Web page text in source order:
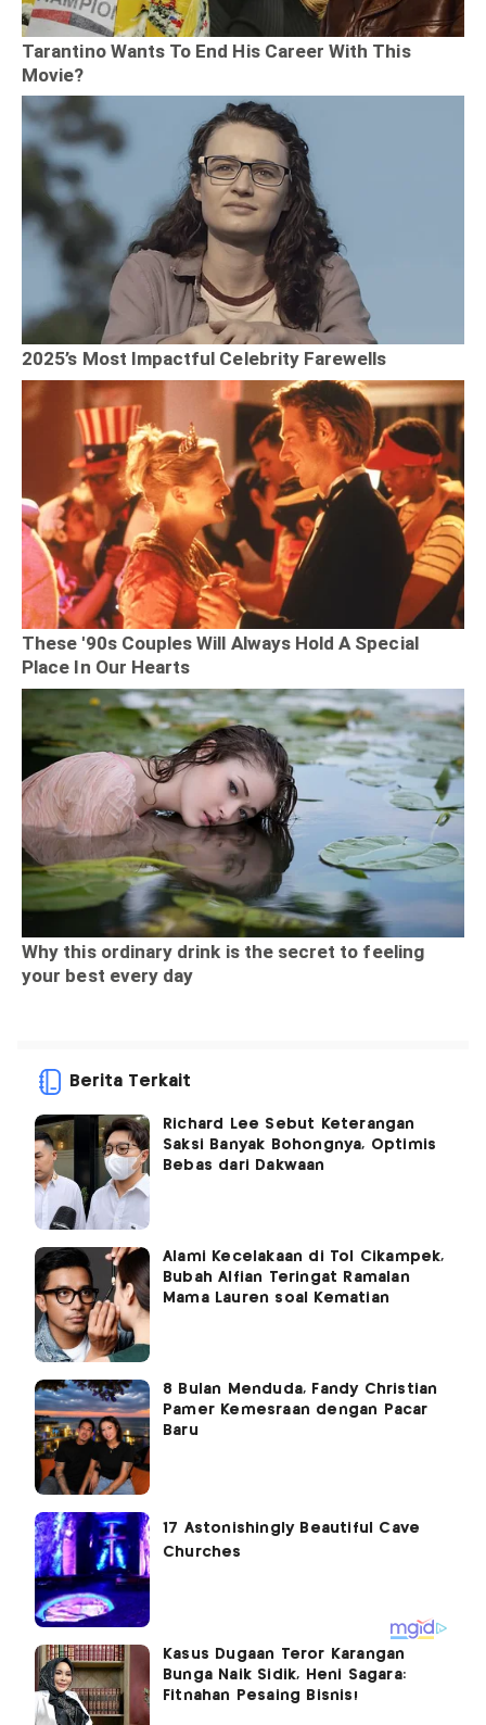
Berita Terkait
Richard Lee Sebut Keterangan
Saksi Banyak Bohongnya, Optimis
Bebas dari Dakwaan
Alami Kecelakaan di Tol Cikampek,
Bubah Alfian Teringat Ramalan
Mama Lauren soal Kematian
8 Bulan Menduda, Fandy Christian
Pamer Kemesraan dengan Pacar
Baru
Kasus Dugaan Teror Karangan
Bunga Naik Sidik, Heni Sagara:
Fitnahan Pesaing Bisnis!